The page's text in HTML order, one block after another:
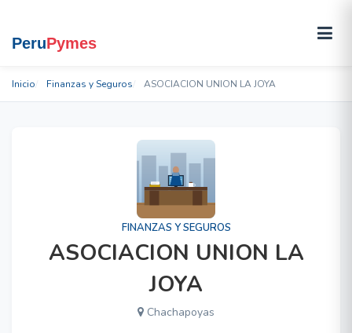
Inicio Finanzas y Seguros ASOCIACION UNION LA JOYA
FINANZAS Y SEGUROS
ASOCIACION UNION LA
JOYA
Chachapoyas